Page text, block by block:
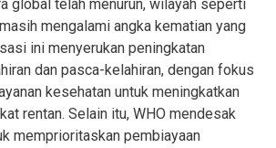
global telah menurun, wilayah seperti
mengalami angka kematian yang
ini menyerukan peningkatan
dan pasca-kelahiran, dengan fokus
kesehatan untuk meningkatkan
rentan. Selain itu, WHO mendesak
memprioritaskan pembiayaan